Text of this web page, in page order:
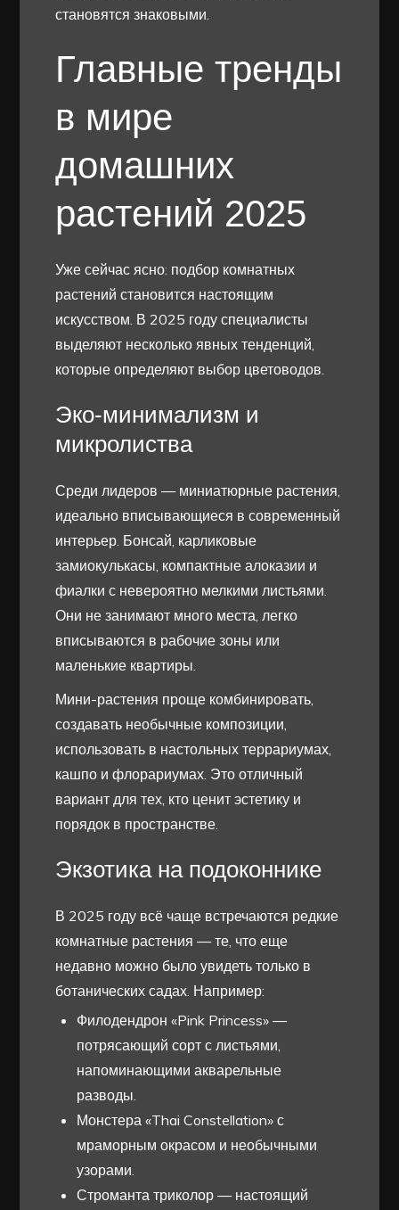
становятся знаковыми.
Главные тренды
в мире
домашних
растений 2025
Уже сейчас ясно: подбор комнатных
растений становится настоящим
искусством. В 2025 году специалисты
выделяют несколько явных тенденций,
которые определяют выбор цветоводов.
Эко-минимализм и
микролиства
Среди лидеров — миниатюрные растения,
идеально вписывающиеся в современный
интерьер. Бонсай, карликовые
замиокулькасы, компактные алоказии и
фиалки с невероятно мелкими листьями.
Они не занимают много места, легко
вписываются в рабочие зоны или
маленькие квартиры.
Мини-растения проще комбинировать,
создавать необычные композиции,
использовать в настольных террариумах,
кашпо и флорариумах. Это отличный
вариант для тех, кто ценит эстетику и
порядок в пространстве.
Экзотика на подоконнике
В 2025 году всё чаще встречаются редкие
комнатные растения — те, что еще
недавно можно было увидеть только в
ботанических садах. Например:
Филодендрон «Pink Princess» —
потрясающий сорт с листьями,
напоминающими акварельные
разводы.
Монстера «Thai Constellation» с
мраморным окрасом и необычными
узорами.
Строманта триколор — настоящий